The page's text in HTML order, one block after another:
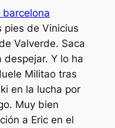
pies de Vinicius
Valverde. Saca
despejar. Y lo ha
Militao tras
en la lucha por
Muy bien
a Eric en el